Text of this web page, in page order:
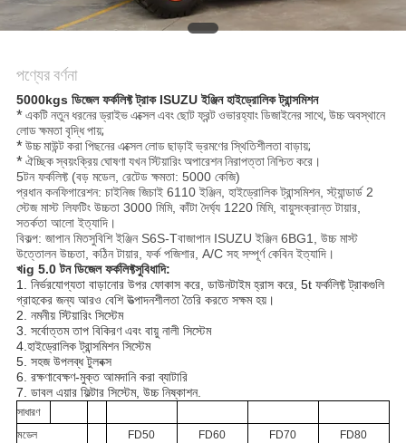
পণ্যের বর্ণনা
5000kgs ডিজেল ফর্কলিফ্ট ট্রাক ISUZU ইঞ্জিন হাইড্রোলিক ট্রান্সমিশন
* একটি নতুন ধরনের ড্রাইভ এক্সেল এবং ছোট ফ্রন্ট ওভারহ্যাং ডিজাইনের সাথে, উচ্চ অবস্থানে
লোড ক্ষমতা বৃদ্ধি পায়;
* উচ্চ মাউন্ট করা পিছনের এক্সেল লোড ছাড়াই ভ্রমণের স্থিতিশীলতা বাড়ায়;
* ঐচ্ছিক স্বয়ংক্রিয় ঘোষণা যখন স্টিয়ারিং অপারেশন নিরাপত্তা নিশ্চিত করে।
5টন ফর্কলিফ্ট (বড় মডেল, রেটেড ক্ষমতা: 5000 কেজি)
প্রধান কনফিগারেশন: চাইনিজ জিচাই 6110 ইঞ্জিন, হাইড্রোলিক ট্রান্সমিশন, স্ট্যান্ডার্ড 2
স্টেজ মাস্ট লিফটিং উচ্চতা 3000 মিমি, কাঁটা দৈর্ঘ্য 1220 মিমি, বায়ুসংক্রান্ত টায়ার,
সতর্কতা আলো ইত্যাদি।
বিকল্প: জাপান মিতসুবিশি ইঞ্জিন S6S-Tবাজাপান ISUZU ইঞ্জিন 6BG1, উচ্চ মাস্ট
উত্তোলন উচ্চতা, কঠিন টায়ার, ফর্ক পজিশার, A/C সহ সম্পূর্ণ কেবিন ইত্যাদি।
খig 5.0 টন ডিজেল ফর্কলিফ্টসুবিধাদি:
1. নির্ভরযোগ্যতা বাড়ানোর উপর ফোকাস করে, ডাউনটাইম হ্রাস করে, 5t ফর্কলিফ্ট ট্রাকগুলি
গ্রাহকের জন্য আরও বেশি উত্পাদনশীলতা তৈরি করতে সক্ষম হয়।
2. নমনীয় স্টিয়ারিং সিস্টেম
3. সর্বোত্তম তাপ বিকিরণ এবং বায়ু নালী সিস্টেম
4.হাইড্রোলিক ট্রান্সমিশন সিস্টেম
5. সহজ উপলব্ধ টুলবক্স
6. রক্ষণাবেক্ষণ-মুক্ত আমদানি করা ব্যাটারি
7. ডাবল এয়ার ফিল্টার সিস্টেম, উচ্চ নিষ্কাশন.
সাধারণ
মডেল
FD50 FD60 FD70
FD80